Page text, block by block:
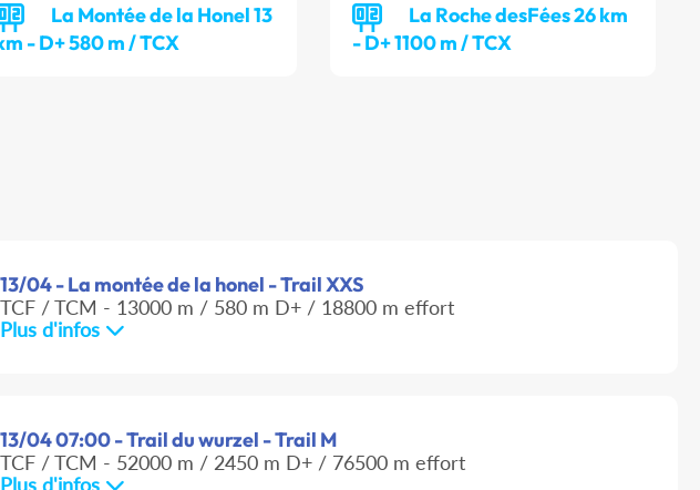
La Montée de la Honel 13
- D+ 580 m / TCX
La Roche desFées 26 km
- D+ 1100 m / TCX
13/04 - La montée de la honel - Trail XXS
TCF / TCM - 13000 m / 580 m D+ / 18800 m effort
Plus d'infos
13/04 07:00 - Trail du wurzel - Trail M
TCF / TCM - 52000 m / 2450 m D+ / 76500 m effort
Plus d'infos